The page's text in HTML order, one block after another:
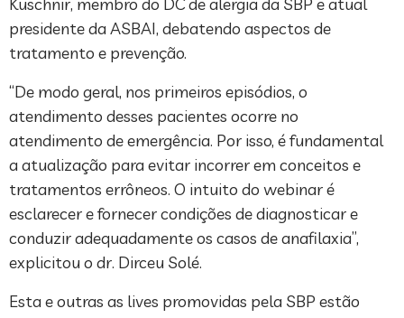
Kuschnir, membro do DC de alergia da SBP e atual
presidente da ASBAI, debatendo aspectos de
tratamento e prevenção.
“De modo geral, nos primeiros episódios, o
atendimento desses pacientes ocorre no
atendimento de emergência. Por isso, é fundamental
a atualização para evitar incorrer em conceitos e
tratamentos errôneos. O intuito do webinar é
esclarecer e fornecer condições de diagnosticar e
conduzir adequadamente os casos de anafilaxia”,
explicitou o dr. Dirceu Solé.
Esta e outras as lives promovidas pela SBP estão